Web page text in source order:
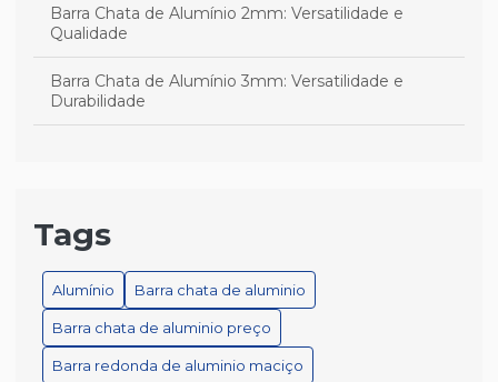
Barra Chata de Alumínio 2mm: Versatilidade e
Qualidade
Barra Chata de Alumínio 3mm: Versatilidade e
Durabilidade
projetos versáteis e duráveis
Barra chata de alumínio branco é a melhor escolha
para seu projeto
Tags
Alumínio Barra chata de aluminio
Barra chata de aluminio preço
Barra redonda de aluminio maciço